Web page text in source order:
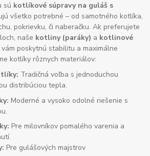
sú kotlíkové súpravy na guláš s
všetko potrebné – od samotného kotlíka,
pokrievku, či naberačku. Ak preferujete
naše kotliny (paráky) a kotlinové
vám poskytnú stabilitu a maximálne
kotlíky rôznych materiálov:
Tradičná voľba s jednoduchou
distribúciou tepla.
Moderné a vysoko odolné riešenie s
Pre milovníkov pomalého varenia a
Pre gulášových majstrov